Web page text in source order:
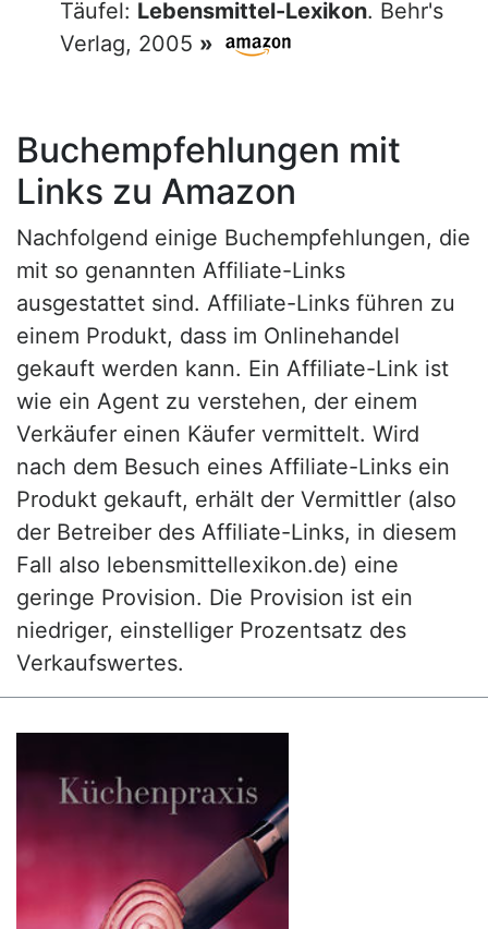
Täufel: Lebensmittel-Lexikon. Behr's
Verlag, 2005 »
Buchempfehlungen mit
Links zu Amazon
Nachfolgend einige Buchempfehlungen, die
mit so genannten Affiliate-Links
ausgestattet sind. Affiliate-Links führen zu
einem Produkt, dass im Onlinehandel
gekauft werden kann. Ein Affiliate-Link ist
wie ein Agent zu verstehen, der einem
Verkäufer einen Käufer vermittelt. Wird
nach dem Besuch eines Affiliate-Links ein
Produkt gekauft, erhält der Vermittler (also
der Betreiber des Affiliate-Links, in diesem
Fall also lebensmittellexikon.de) eine
geringe Provision. Die Provision ist ein
niedriger, einstelliger Prozentsatz des
Verkaufswertes.